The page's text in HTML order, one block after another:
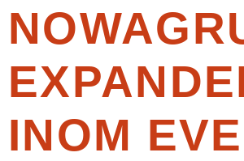
INOM